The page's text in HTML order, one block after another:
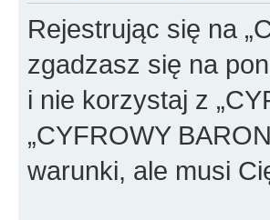
Rejestrując się na
zgadzasz się na
i nie korzystaj z
„CYFROWY
warunki, ale musi